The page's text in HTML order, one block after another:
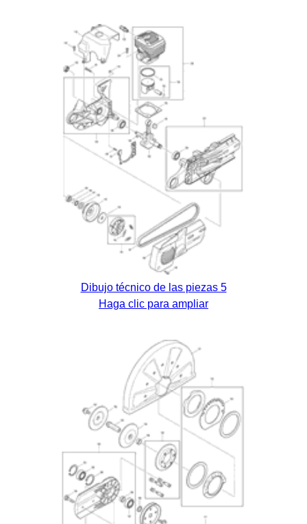
Dibujo técnico de las piezas 5
Haga clic para ampliar